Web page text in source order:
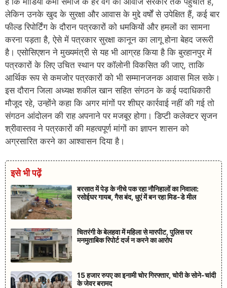
लेकिन उनके खुद के सुरक्षा और आवास के मुद्दे वर्षों से उपेक्षित हैं, कई बार
फील्ड रिपोर्टिंग के दौरान पत्रकारों को धमकियों और हमलों का सामना
करना पड़ता है, ऐसे में पत्रकार सुरक्षा कानून का लागू होना बेहद जरूरी
है। एसोसिएशन ने मुख्यमंत्री से यह भी आग्रह किया है कि बुरहानपुर में
पत्रकारों के लिए उचित स्थान पर कॉलोनी विकसित की जाए, ताकि
आर्थिक रूप से कमजोर पत्रकारों को भी सम्मानजनक आवास मिल सके।
इस दौरान जिला अध्यक्ष शकील खान सहित संगठन के कई पदाधिकारी
मौजूद रहे, उन्होंने कहा कि अगर मांगों पर शीघ्र कार्रवाई नहीं की गई तो
संगठन आंदोलन की राह अपनाने पर मजबूर होगा। डिप्टी कलेक्टर सृजन
श्रीवास्तव ने पत्रकारों की महत्वपूर्ण मांगों का ज्ञापन शासन को
अग्रसारित करने का आश्वासन दिया है।
इसे भी पढ़ें
बरसात में पेड़ के नीचे पक रहा नौनिहालों का निवाला:
रसोईघर गायब, गैस बंद, धुएं में बन रहा मिड-डे मील
चितरंगी के बेलहवा में महिला से मारपीट, पुलिस पर
मनमुताबिक रिपोर्ट दर्ज न करने का आरोप
15 हजार रुपए का इनामी चोर गिरफ्तार, चोरी के सोने-चांदी
के जेवर बरामद